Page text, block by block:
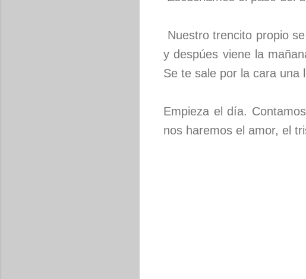
Nuestro trencito propio
y despúes viene la
Se te sale por la cara una
Empieza el día.
nos haremos el amor, el